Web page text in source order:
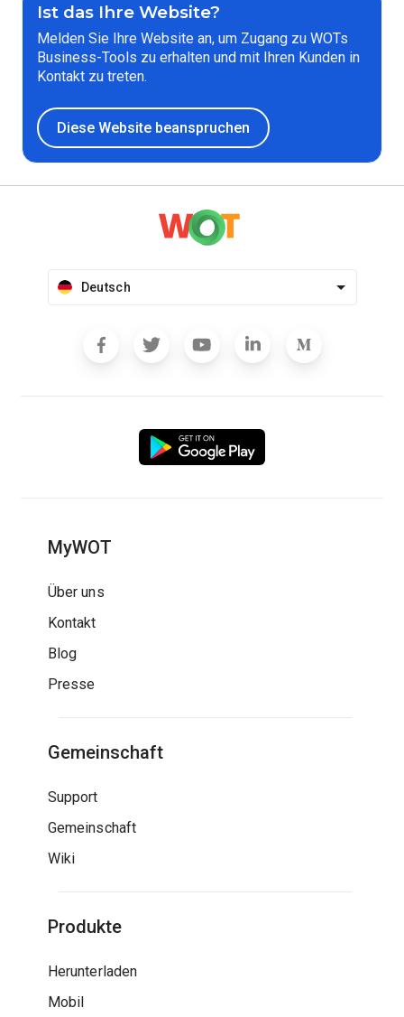
Ist das Ihre Website?
Melden Sie Ihre Website an, um Zugang zu WOTs
Business-Tools zu erhalten und mit Ihren Kunden in
Kontakt zu treten.
Diese Website beanspruchen
Deutsch
MyWOT
Über uns
Kontakt
Blog
Presse
Gemeinschaft
Support
Gemeinschaft
Wiki
Produkte
Herunterladen
Mobil